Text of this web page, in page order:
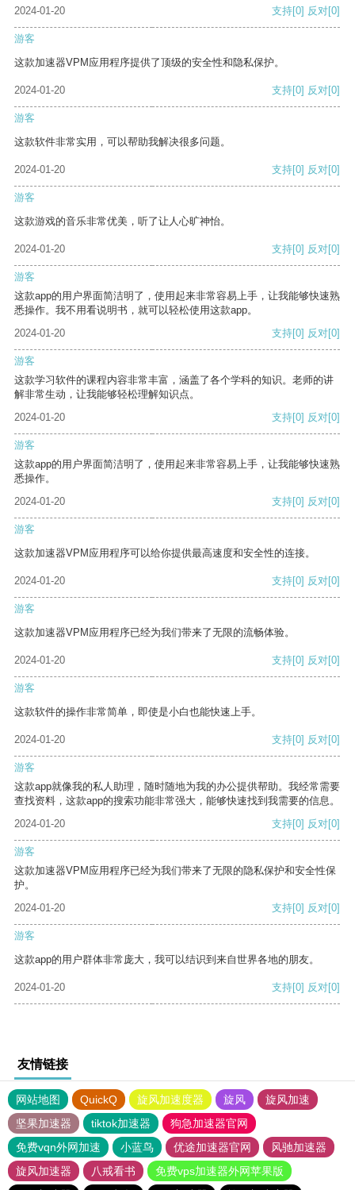
2024-01-20 支持[0] 反对[0]
游客
这款加速器VPM应用程序提供了顶级的安全性和隐私保护。
2024-01-20 支持[0] 反对[0]
游客
这款软件非常实用，可以帮助我解决很多问题。
2024-01-20 支持[0] 反对[0]
游客
这款游戏的音乐非常优美，听了让人心旷神怡。
2024-01-20 支持[0] 反对[0]
游客
这款app的用户界面简洁明了，使用起来非常容易上手，让我能够快速熟
悉操作。我不用看说明书，就可以轻松使用这款app。
2024-01-20
支持[0] 反对[0]
游客
这款学习软件的课程内容非常丰富，涵盖了各个学科的知识。老师的讲
解非常生动，让我能够轻松理解知识点。
2024-01-20
支持[0] 反对[0]
游客
这款app的用户界面简洁明了，使用起来非常容易上手，让我能够快速熟
悉操作。
2024-01-20
支持[0] 反对[0]
游客
这款加速器VPM应用程序可以给你提供最高速度和安全性的连接。
2024-01-20 支持[0] 反对[0]
游客
这款加速器VPM应用程序已经为我们带来了无限的流畅体验。
2024-01-20 支持[0] 反对[0]
游客
这款软件的操作非常简单，即使是小白也能快速上手。
2024-01-20 支持[0] 反对[0]
游客
这款app就像我的私人助理，随时随地为我的办公提供帮助。我经常需要
查找资料，这款app的搜索功能非常强大，能够快速找到我需要的信息。
2024-01-20
支持[0] 反对[0]
游客
这款加速器VPM应用程序已经为我们带来了无限的隐私保护和安全性保
护。
2024-01-20
支持[0] 反对[0]
游客
这款app的用户群体非常庞大，我可以结识到来自世界各地的朋友。
2024-01-20 支持[0] 反对[0]
友情链接
网站地图 QuickQ 旋风加速度器 旋风
旋风加速
坚果加速器
tiktok加速器
狗急加速器官网
免费vqn外网加速
小蓝鸟 优途加速器官网
风驰加速器
旋风加速器
八戒看书
免费vps加速器外网苹果版